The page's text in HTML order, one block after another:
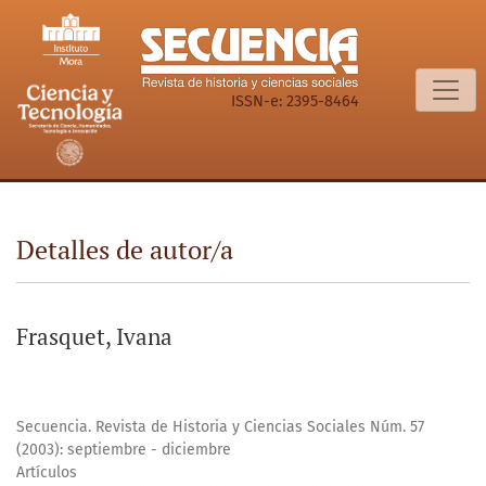
Detalles de autor/a
ISSN-e: 2395-8464
Detalles de autor/a
Frasquet, Ivana
Secuencia. Revista de Historia y Ciencias Sociales Núm. 57
(2003): septiembre - diciembre
Artículos